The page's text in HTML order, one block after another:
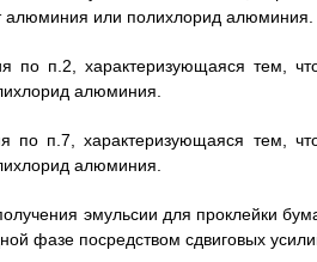
алюминия или полихлорид алюминия.
по п.2, характеризующаяся тем,
алюминия.
по п.7, характеризующаяся тем,
алюминия.
эмульсии для проклейки
фазе посредством сдвиговых